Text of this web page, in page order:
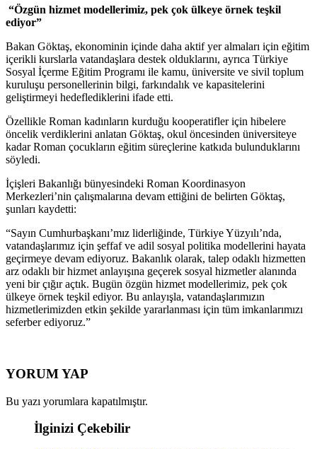
“Özgün hizmet modellerimiz, pek çok ülkeye örnek teşkil
ediyor”
Bakan Göktaş, ekonominin içinde daha aktif yer almaları için eğitim
içerikli kurslarla vatandaşlara destek olduklarını, ayrıca Türkiye
Sosyal İçerme Eğitim Programı ile kamu, üniversite ve sivil toplum
kuruluşu personellerinin bilgi, farkındalık ve kapasitelerini
geliştirmeyi hedeflediklerini ifade etti.
Özellikle Roman kadınların kurduğu kooperatifler için hibelere
öncelik verdiklerini anlatan Göktaş, okul öncesinden üniversiteye
kadar Roman çocukların eğitim süreçlerine katkıda bulunduklarını
söyledi.
İçişleri Bakanlığı bünyesindeki Roman Koordinasyon
Merkezleri’nin çalışmalarına devam ettiğini de belirten Göktaş,
şunları kaydetti:
“Sayın Cumhurbaşkanı’mız liderliğinde, Türkiye Yüzyılı’nda,
vatandaşlarımız için şeffaf ve adil sosyal politika modellerini hayata
geçirmeye devam ediyoruz. Bakanlık olarak, talep odaklı hizmetten
arz odaklı bir hizmet anlayışına geçerek sosyal hizmetler alanında
yeni bir çığır açtık. Bugün özgün hizmet modellerimiz, pek çok
ülkeye örnek teşkil ediyor. Bu anlayışla, vatandaşlarımızın
hizmetlerimizden etkin şekilde yararlanması için tüm imkanlarımızı
seferber ediyoruz.”
YORUM YAP
Bu yazı yorumlara kapatılmıştır.
İlginizi Çekebilir